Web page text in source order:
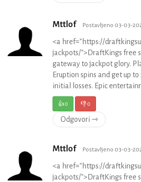
Mttlof Postavljeno 03-03-
<a href="https://
jackpots/">DraftKings free
gateway to jackpot glory.
Eruption spins and get up
initial losses. Epic
👍0 👎0
Odgovori ⇾
Mttlof Postavljeno 03-03-
<a href="https://
jackpots/">DraftKings free